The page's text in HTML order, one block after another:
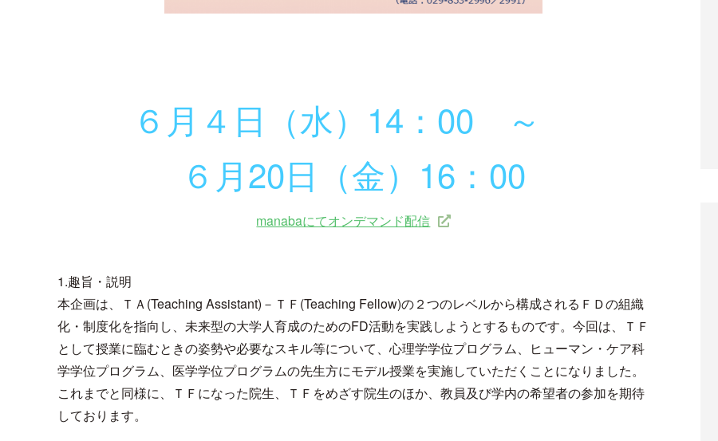
６月４日（水）14：00 ～
６月20日（金）16：00
manabaにてオンデマンド配信
1.趣旨・説明
本企画は、ＴＡ(Teaching Assistant)－ＴＦ(Teaching Fellow)の２つのレベルから構成されるＦＤの組織
化・制度化を指向し、未来型の大学人育成のためのFD活動を実践しようとするものです。今回は、ＴＦ
として授業に臨むときの姿勢や必要なスキル等について、心理学学位プログラム、ヒューマン・ケア科
学学位プログラム、医学学位プログラムの先生方にモデル授業を実施していただくことになりました。
これまでと同様に、ＴＦになった院生、ＴＦをめざす院生のほか、教員及び学内の希望者の参加を期待
しております。